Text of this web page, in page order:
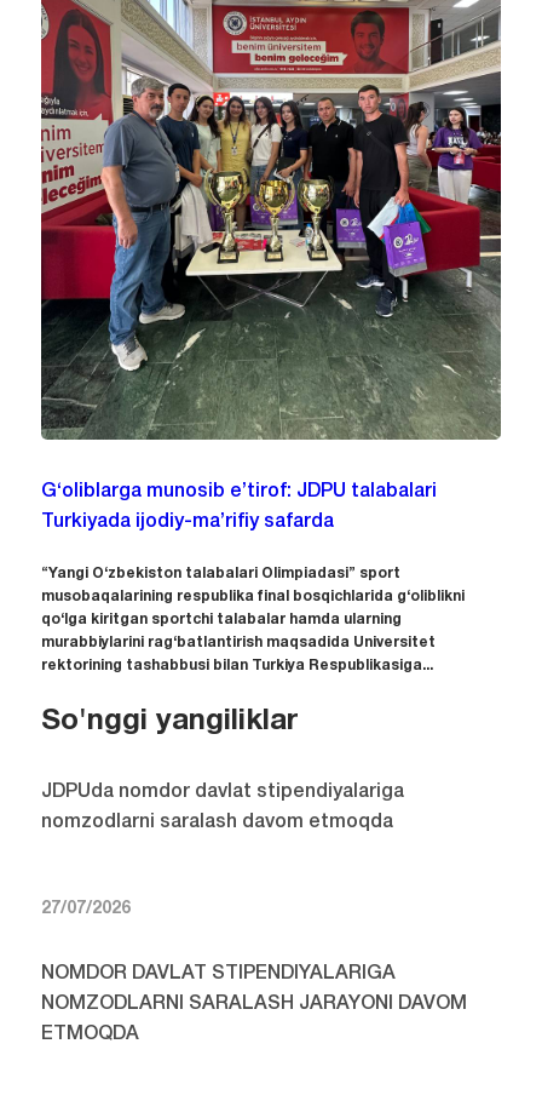
G‘oliblarga munosib e’tirof: JDPU talabalari
Turkiyada ijodiy-ma’rifiy safarda
“Yangi O‘zbekiston talabalari Olimpiadasi” sport
musobaqalarining respublika final bosqichlarida g‘oliblikni
qo‘lga kiritgan sportchi talabalar hamda ularning
murabbiylarini rag‘batlantirish maqsadida Universitet
rektorining tashabbusi bilan Turkiya Respublikasiga...
So'nggi yangiliklar
JDPUda nomdor davlat stipendiyalariga
nomzodlarni saralash davom etmoqda
27/07/2026
NOMDOR DAVLAT STIPENDIYALARIGA
NOMZODLARNI SARALASH JARAYONI DAVOM
ETMOQDA